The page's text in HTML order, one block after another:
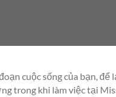
cuộc sống của bạn,
trong khi làm việc tại